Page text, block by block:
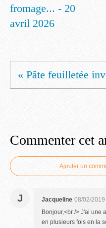
fromage... - 20
avril 2026
« Pâte feuilletée
Commenter cet
Ajouter un
J Jacqueline 08/02/2019
Bonjour,<br /> J'ai une
en plusieurs fois en la